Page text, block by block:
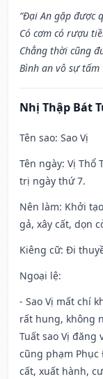
“Đại An gặp được
Có cơm có rượu
Chẳng thời cũng
Bình an vô sự
Nhị Thập Bát
Tên sao: Sao Vị
Tên ngày: Vị Thổ
trị ngày thứ 7.
Nên làm: Khởi
gả, xây cất, dọn
Kiêng cữ: Đi
Ngoại lệ:
- Sao Vị mất chí
rất hung, không
Tuất sao Vị
cũng phạm Phục
cất, xuất hành,